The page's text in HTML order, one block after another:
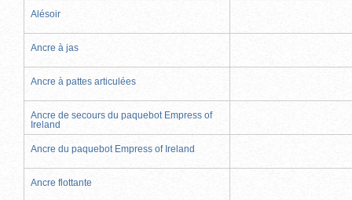
Alésoir
Ancre à jas
Ancre à pattes articulées
Ancre de secours du paquebot Empress of
Ireland
Ancre du paquebot Empress of Ireland
Ancre flottante